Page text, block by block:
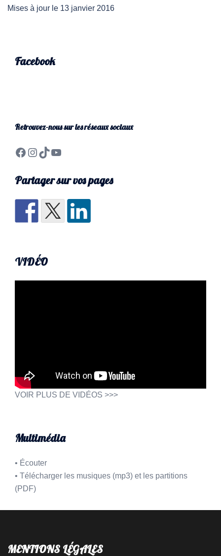
Mises à jour le 13 janvier 2016
Facebook
Retrouvez-nous sur les réseaux sociaux
Partager sur vos pages
VIDÉO
VOIR PLUS DE VIDÉOS >>>
Multimédia
• Écouter
• Télécharger les musiques (mp3) et les partitions
(PDF)
MENTIONS LÉGALES